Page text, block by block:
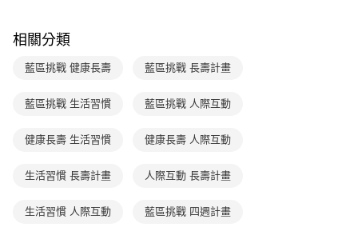
消。如遇「轉專審核」未通過狀況，表示未達大哥付你分期系統評分，恕無
【繳款方式說明】
2.透過簡訊連結打開帳單後，可選擇「超商條碼／台灣大直營門市／銀行轉
用戶於交易時，得透過本服務購買商品或服務，並由商店將買賣／分期付款
2.基於同意付款使用「大哥付你分期」之契約關係目的，商店將以您的個人
２．便利：只要手機號碼，簡訊認證，即可結帳。
１．於結帳方式選擇「AFTEE先享後付」後，將跳轉至「AFTEE先享後付」
３．收到繳費通知簡訊後14天內，點擊此簡訊中的連結，可透過四大超商／
※ 請注意：結帳手續完成當下不需立刻繳費，但若您需要取消訂單，請聯絡
※ 交易是否成功請以「AFTEE先享後付 」之結帳頁面顯示為準，若有關於
運送方式
付款後全家取貨｜8/8-8/14運費優惠，結帳滿499即享免運。
每筆NT$70，滿NT$800(含以上)免運費
離島宅配（澎湖、金門、馬祖、小琉球；不適用於郵局i郵箱）
相關分類
藍區挑戰 健康長壽 藍區挑戰 長壽計畫
藍區挑戰 生活習慣 藍區挑戰 人際互動
健康長壽 生活習慣 健康長壽 人際互動
生活習慣 長壽計畫 人際互動 長壽計畫
生活習慣 人際互動 藍區挑戰 四週計畫